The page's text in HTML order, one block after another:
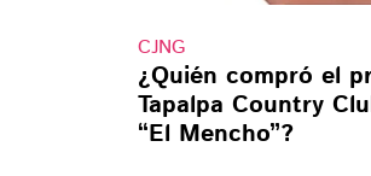
CJNG
¿Quién compró el
Tapalpa Country
“El Mencho”?